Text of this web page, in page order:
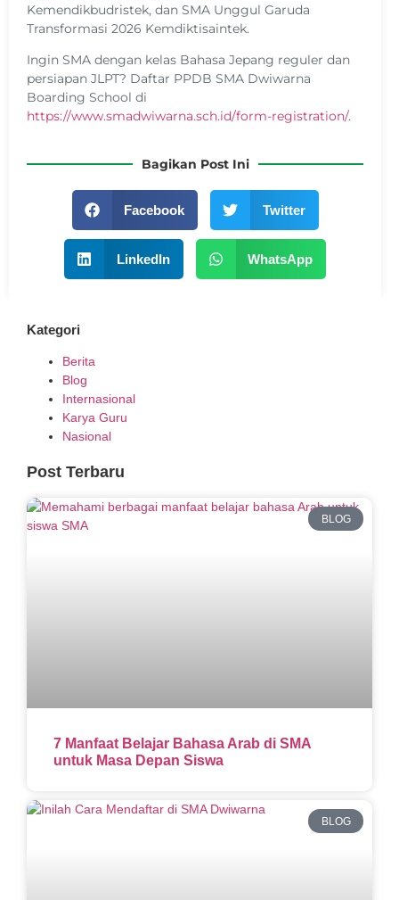
Kemendikbudristek, dan SMA Unggul Garuda
Transformasi 2026 Kemdiktisaintek.
Ingin SMA dengan kelas Bahasa Jepang reguler dan
persiapan JLPT? Daftar PPDB SMA Dwiwarna
Boarding School di
https://www.smadwiwarna.sch.id/form-registration/.
Bagikan Post Ini
Facebook Twitter
LinkedIn WhatsApp
Kategori
Berita
Blog
Internasional
Karya Guru
Nasional
Post Terbaru
BLOG
7 Manfaat Belajar Bahasa Arab di SMA
untuk Masa Depan Siswa
BLOG